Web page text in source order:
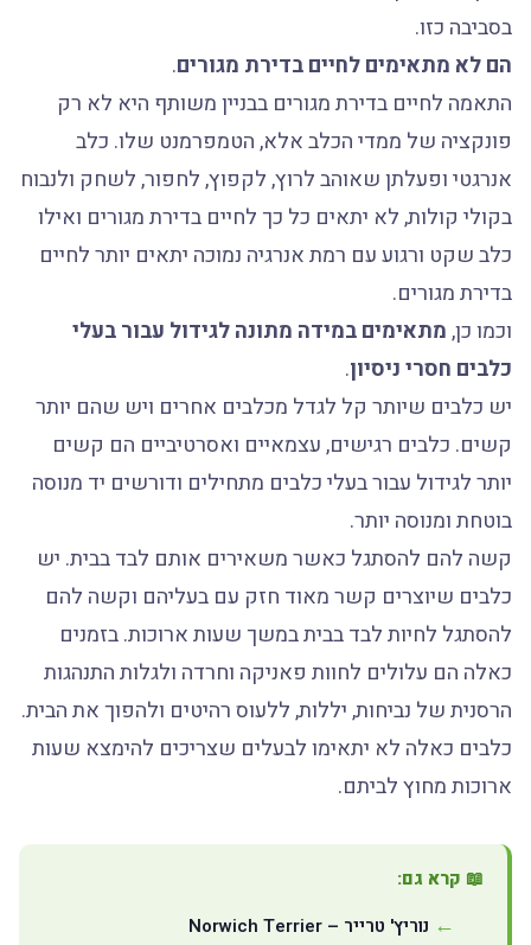
בסביבה כזו.
הם לא מתאימים לחיים בדירת מגורים.
התאמה לחיים בדירת מגורים בבניין משותף היא לא רק
פונקציה של ממדי הכלב אלא, הטמפרמנט שלו. כלב
אנרגטי ופעלתן שאוהב לרוץ, לקפוץ, לחפור, לשחק ולנבוח
בקולי קולות, לא יתאים כל כך לחיים בדירת מגורים ואילו
כלב שקט ורגוע עם רמת אנרגיה נמוכה יתאים יותר לחיים
בדירת מגורים.
וכמו כן,מתאימים במידה מתונה לגידול עבור בעלי
כלבים חסרי ניסיון.
יש כלבים שיותר קל לגדל מכלבים אחרים ויש שהם יותר
קשים. כלבים רגישים, עצמאיים ואסרטיביים הם קשים
יותר לגידול עבור בעלי כלבים מתחילים ודורשים יד מנוסה
בוטחת ומנוסה יותר.
קשה להם להסתגל כאשר משאירים אותם לבד בבית. יש
כלבים שיוצרים קשר מאוד חזק עם בעליהם וקשה להם
להסתגל לחיות לבד בבית במשך שעות ארוכות. בזמנים
כאלה הם עלולים לחוות פאניקה וחרדה ולגלות התנהגות
הרסנית של נביחות, יללות, ללעוס רהיטים ולהפוך את הבית.
כלבים כאלה לא יתאימו לבעלים שצריכים להימצא שעות
ארוכות מחוץ לביתם.
📖 קרא גם:
נוריץ' טרייר – Norwich Terrier